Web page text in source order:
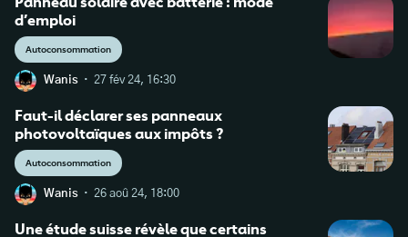
d’emploi
Autoconsommation
Wanis · 27 fév 24, 16:30
Faut-il déclarer ses panneaux
photovoltaïques aux impôts ?
Autoconsommation
Wanis · 26 aoû 24, 18:00
Une étude suisse révèle que certains